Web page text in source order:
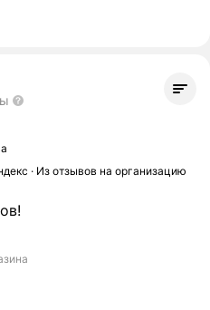
· Из отзывов на организацию